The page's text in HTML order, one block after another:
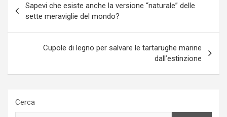
articoli
Sapevi che esiste anche la versione “naturale” delle
sette meraviglie del mondo?
Cupole di legno per salvare le tartarughe marine
dall’estinzione
Cerca